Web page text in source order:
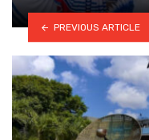
PREVIOUS ARTICLE